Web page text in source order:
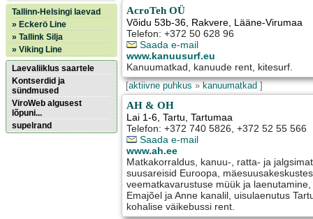
Tallinn-Helsingi laevad
» Eckerö Line
» Tallink Silja
» Viking Line
Laevaliiklus saartele
Kontserdid ja
sündmused
ViroWeb algusest
lõpuni...
supelrand
AcroTeh OÜ
Võidu 53b-36, Rakvere, Lääne-Virumaa
Telefon: +372 50 628 96
Saada e-mail
www.kanuusurf.eu
Kanuumatkad, kanuude rent, kitesurf.
[aktiivne puhkus»kanuumatkad]
AH & OH
Lai 1-6,Tartu, Tartumaa
Telefon: +372 740 5826, +372 52 55 566
Saada e-mail
www.ah.ee
Matkakorraldus, kanuu-, ratta- ja
suusareisid Euroopa,
veematkavarustuse müük ja
Emajõel ja Anne kanalil, uisulaenutus
kohalise väikebussi rent.